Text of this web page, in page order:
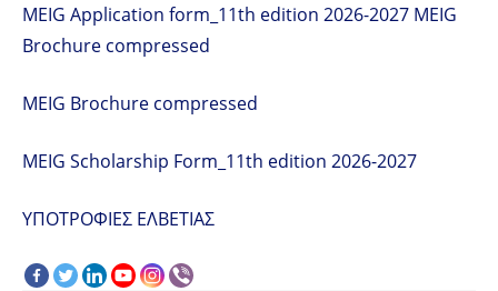
MEIG Application form_11th edition 2026-2027 MEIG
Brochure compressed
MEIG Brochure compressed
MEIG Scholarship Form_11th edition 2026-2027
ΥΠΟΤΡΟΦΙΕΣ ΕΛΒΕΤΙΑΣ